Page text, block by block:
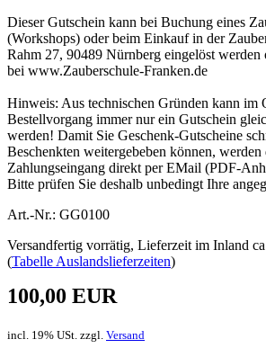
Dieser Gutschein kann bei Buchung eines
(Workshops) oder beim Einkauf in der
Rahm 27, 90489 Nürnberg eingelöst werden
bei www.Zauberschule-Franken.de
Hinweis: Aus technischen Gründen kann im
Bestellvorgang immer nur ein Gutschein
werden! Damit Sie Geschenk-Gutscheine
Beschenkten weitergebeben können, werden
Zahlungseingang direkt per EMail (PDF-
Bitte prüfen Sie deshalb unbedingt Ihre
Art.-Nr.: GG0100
Versandfertig vorrätig, Lieferzeit im Inland
(Tabelle Auslandslieferzeiten)
100,00 EUR
incl. 19% USt. zzgl. Versand